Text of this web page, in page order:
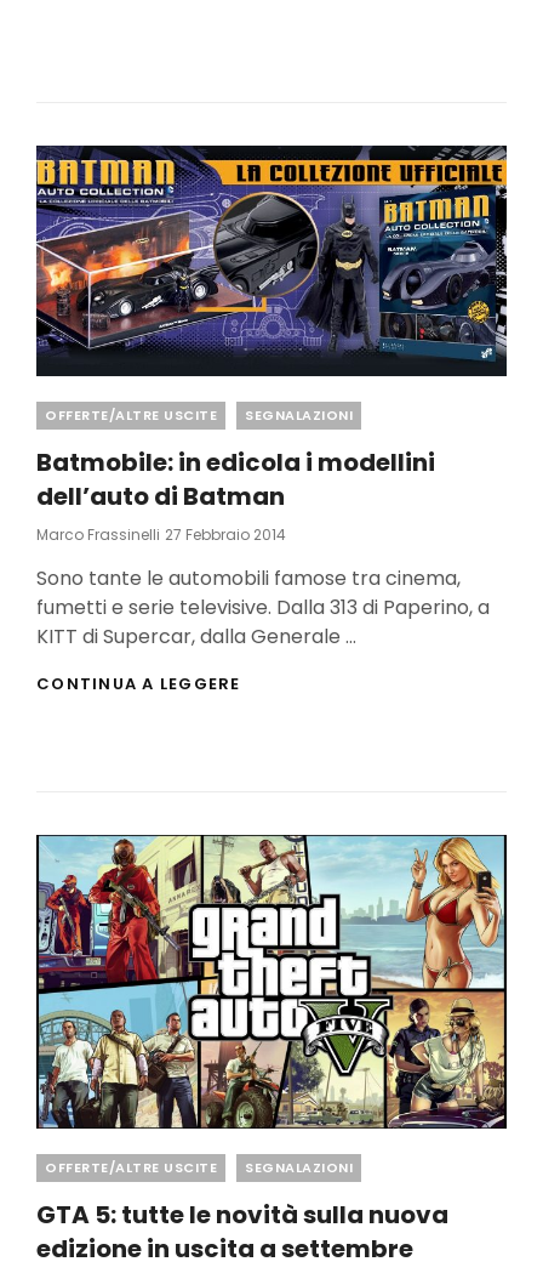
RESISTENZA
Categories
OFFERTE/ALTRE USCITE SEGNALAZIONI
Batmobile: in edicola i modellini
dell’auto di Batman
Marco Frassinelli Posted
27 Febbraio 2014
Sono tante le automobili famose tra cinema,
fumetti e serie televisive. Dalla 313 di Paperino, a
KITT di Supercar, dalla Generale …
CONTINUA A LEGGERE
BATMAN
Categories
OFFERTE/ALTRE USCITE SEGNALAZIONI
GTA 5: tutte le novità sulla nuova
edizione in uscita a settembre